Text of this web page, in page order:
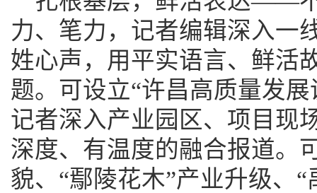
力、笔力，记者编辑深入一
姓心声，用平实语言、鲜活
题。可设立“许昌高质量发
记者深入产业园区、项目现
深度、有温度的融合报道。
貌、“鄢陵花木”产业升级、